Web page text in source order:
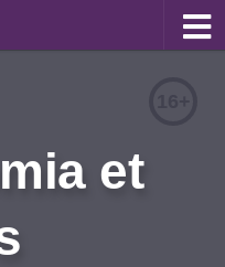
et